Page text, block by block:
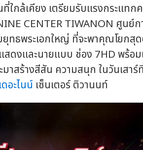
ใกล้เคียง เตรียมรับแรงกระแท
CENTER TIWANON ศูนย์ก
ทธพระเอกใหญ่ ที่จะพาคุณโยกสุ
สดงและนายแบบ ช่อง 7HD พร้
มาสร้างสีสัน ความสนุก ในวันเส
อะไนน์ เซ็นเตอร์ ติวานนท์